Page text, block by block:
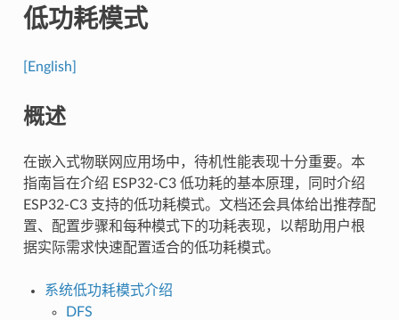
低功耗模式
[English]
概述
在嵌入式物联网应用场中，待机性能表现十分重要。本
指南旨在介绍 ESP32-C3 低功耗的基本原理，同时介绍
ESP32-C3 支持的低功耗模式。文档还会具体给出推荐配
置、配置步骤和每种模式下的功耗表现，以帮助用户根
据实际需求快速配置适合的低功耗模式。
系统低功耗模式介绍
DFS